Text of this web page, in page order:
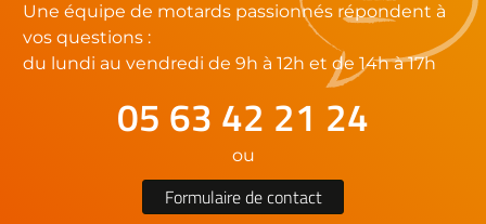
Une équipe de motards passionnés répondent à
vos questions :
du lundi au vendredi de 9h à 12h et de 14h à 17h
05 63 42 21 24
ou
Formulaire de contact